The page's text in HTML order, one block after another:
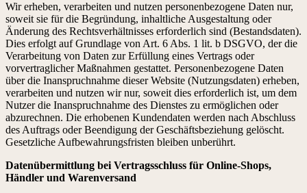
Wir erheben, verarbeiten und nutzen personenbezogene Daten nur,
soweit sie für die Begründung, inhaltliche Ausgestaltung oder
Änderung des Rechtsverhältnisses erforderlich sind (Bestandsdaten).
Dies erfolgt auf Grundlage von Art. 6 Abs. 1 lit. b DSGVO, der die
Verarbeitung von Daten zur Erfüllung eines Vertrags oder
vorvertraglicher Maßnahmen gestattet. Personenbezogene Daten
über die Inanspruchnahme dieser Website (Nutzungsdaten) erheben,
verarbeiten und nutzen wir nur, soweit dies erforderlich ist, um dem
Nutzer die Inanspruchnahme des Dienstes zu ermöglichen oder
abzurechnen. Die erhobenen Kundendaten werden nach Abschluss
des Auftrags oder Beendigung der Geschäftsbeziehung gelöscht.
Gesetzliche Aufbewahrungsfristen bleiben unberührt.
Datenübermittlung bei Vertragsschluss für Online-Shops,
Händler und Warenversand